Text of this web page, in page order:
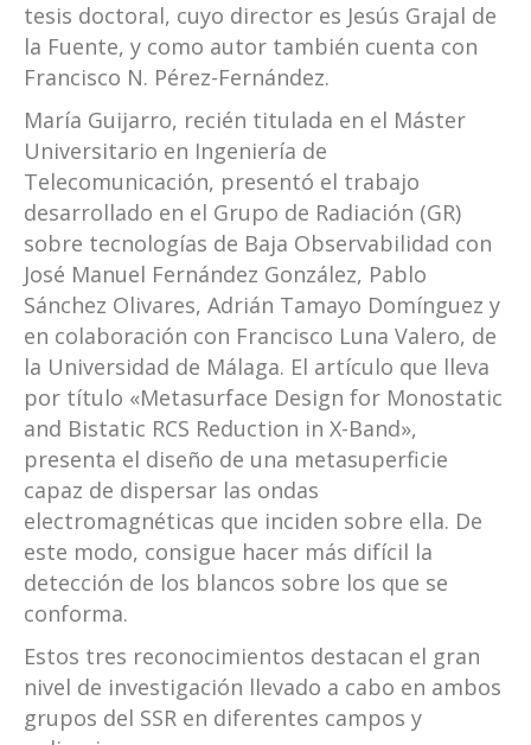
tesis doctoral, cuyo director es Jesús Grajal de
la Fuente, y como autor también cuenta con
Francisco N. Pérez-Fernández.
María Guijarro, recién titulada en el Máster
Universitario en Ingeniería de
Telecomunicación, presentó el trabajo
desarrollado en el Grupo de Radiación (GR)
sobre tecnologías de Baja Observabilidad con
José Manuel Fernández González, Pablo
Sánchez Olivares, Adrián Tamayo Domínguez y
en colaboración con Francisco Luna Valero, de
la Universidad de Málaga. El artículo que lleva
por título «Metasurface Design for Monostatic
and Bistatic RCS Reduction in X-Band»,
presenta el diseño de una metasuperficie
capaz de dispersar las ondas
electromagnéticas que inciden sobre ella. De
este modo, consigue hacer más difícil la
detección de los blancos sobre los que se
conforma.
Estos tres reconocimientos destacan el gran
nivel de investigación llevado a cabo en ambos
grupos del SSR en diferentes campos y